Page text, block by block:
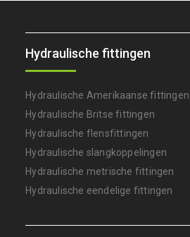
Hydraulische fittingen
Hydraulische Amerikaanse fittingen
Hydraulische Britse fittingen
Hydraulische flensfittingen
Hydraulische slangkoppelingen
Hydraulische metrische fittingen
Hydraulische eendelige fittingen